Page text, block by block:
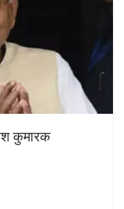
कुमारक